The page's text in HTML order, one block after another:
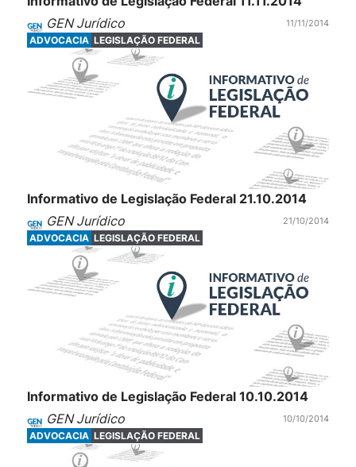
GEN Jurídico
11/11/2014
ADVOCACIA LEGISLAÇÃO FEDERAL
Informativo de Legislação Federal 21.10.2014
GEN Jurídico
21/10/2014
ADVOCACIA LEGISLAÇÃO FEDERAL
Informativo de Legislação Federal 10.10.2014
GEN Jurídico
10/10/2014
ADVOCACIA LEGISLAÇÃO FEDERAL